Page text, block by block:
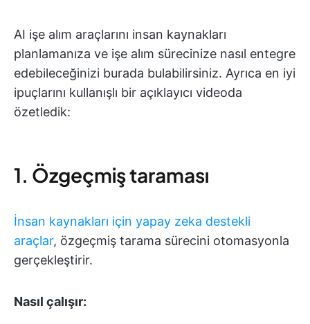
AI işe alım araçlarını insan kaynakları
planlamanıza ve işe alım sürecinize nasıl entegre
edebileceğinizi burada bulabilirsiniz. Ayrıca en iyi
ipuçlarını kullanışlı bir açıklayıcı videoda
özetledik:
1. Özgeçmiş taraması
İnsan kaynakları için yapay zeka destekli
araçlar, özgeçmiş tarama sürecini otomasyonla
gerçekleştirir.
Nasıl çalışır: